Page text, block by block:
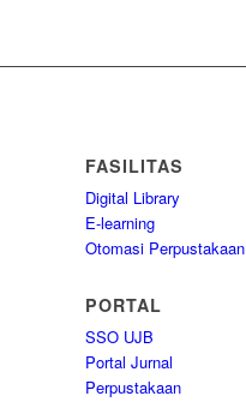
FASILITAS
Digital Library
E-learning
Otomasi Perpustakaan
PORTAL
SSO UJB
Portal Jurnal
Perpustakaan